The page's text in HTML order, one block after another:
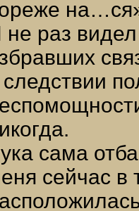
не раз
следствии
сама
сейчас в